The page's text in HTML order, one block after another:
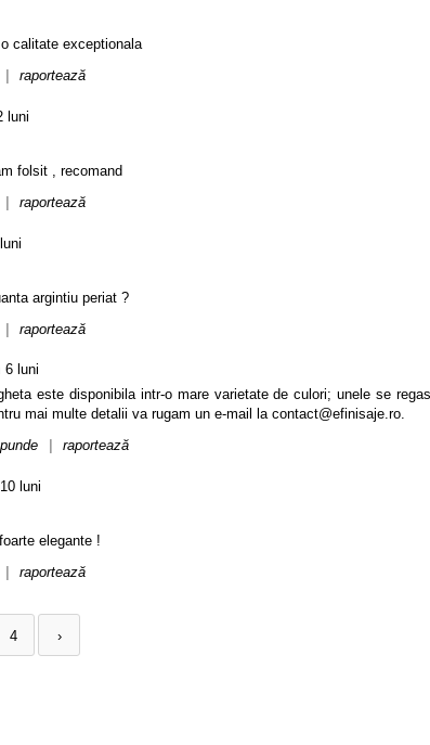
calitate exceptionala
raportează
luni
folsit , recomand
raportează
argintiu periat ?
raportează
6 luni
este disponibila intr-o mare varietate de culori; unele se
mai multe detalii va rugam un e-mail la contact@efinisaje.ro.
raportează
luni
elegante !
raportează
4 ›